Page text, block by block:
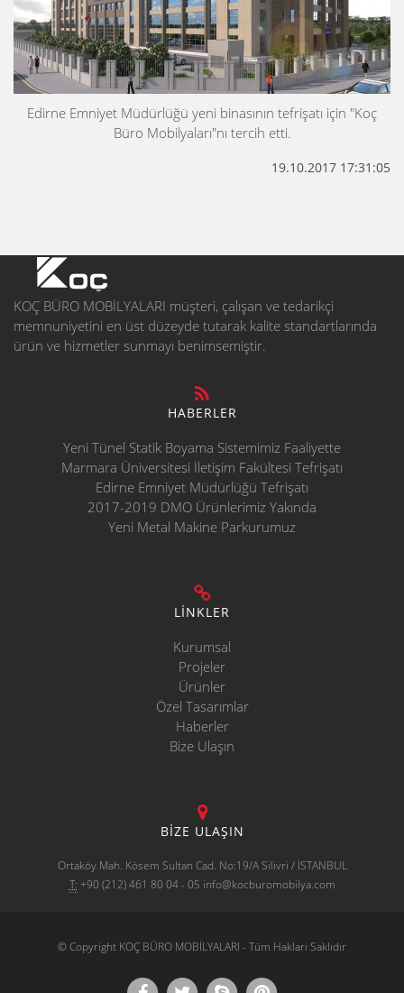
Edirne Emniyet Müdürlüğü yeni binasının tefrişatı için "Koç
Büro Mobilyaları"nı tercih etti.
19.10.2017 17:31:05
KOÇ BÜRO MOBİLYALARI müşteri, çalışan ve tedarikçi
memnuniyetini en üst düzeyde tutarak kalite standartlarında
ürün ve hizmetler sunmayı benimsemiştir.
HABERLER
Yeni Tünel Statik Boyama Sistemimiz Faaliyette
Marmara Üniversitesi İletişim Fakültesi Tefrişatı
Edirne Emniyet Müdürlüğü Tefrişatı
2017-2019 DMO Ürünlerimiz Yakında
Yeni Metal Makine Parkurumuz
LİNKLER
Kurumsal
Projeler
Ürünler
Özel Tasarımlar
Haberler
Bize Ulaşın
BİZE ULAŞIN
Ortaköy Mah. Kösem Sultan Cad. No:19/A Silivri / İSTANBUL
T: +90 (212) 461 80 04 - 05 info@kocburomobilya.com
© Copyright KOÇ BÜRO MOBİLYALARI - Tüm Hakları Saklıdır